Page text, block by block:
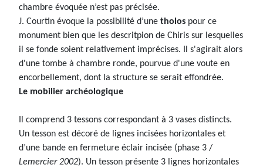
chambre évoquée n’est pas précisée.
J. Courtin évoque la possibilité d’une tholos pour ce
monument bien que les descritpion de Chiris sur lesquelles
il se fonde soient relativement imprécises. Il s'agirait alors
d'une tombe à chambre ronde, pourvue d'une voute en
encorbellement, dont la structure se serait effondrée.
Le mobilier archéologique
Il comprend 3 tessons correspondant à 3 vases distincts.
Un tesson est décoré de lignes incisées horizontales et
d’une bande en fermeture éclair incisée (phase 3 /
Lemercier 2002). Un tesson présente 3 lignes horizontales